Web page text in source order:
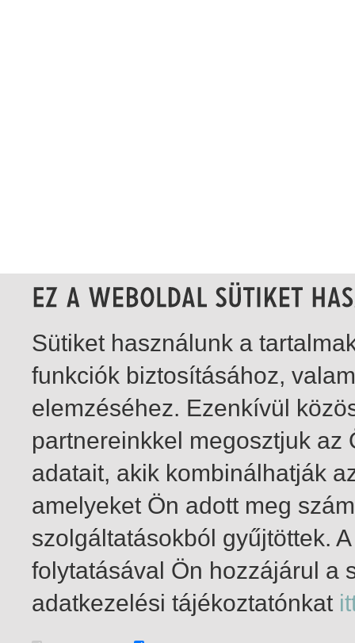
1-1 / insgesamt 1 Treffer
Sütiket használunk a
funkciók biztosításához,
elemzéséhez. Ezenkívül
partnereinkkel megosztjuk
adatait, akik kombinálhatják
amelyeket Ön adott meg
szolgáltatásokból gyűjtöttek.
folytatásával Ön hozzájárul a
adatkezelési tájékoztatónkat